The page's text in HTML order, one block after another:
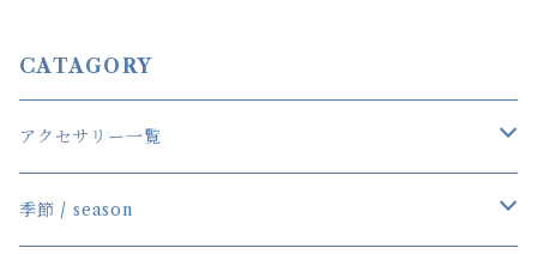
CATAGORY
アクセサリー一覧
一覧
季節 / season